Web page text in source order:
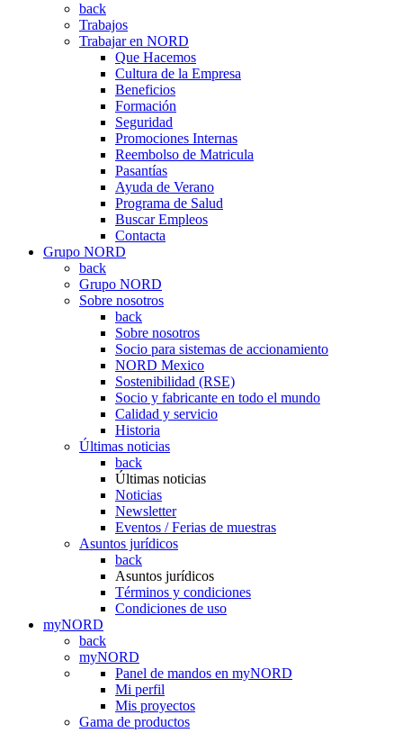
back
Trabajos
Trabajar en NORD
Que Hacemos
Cultura de la Empresa
Beneficios
Formación
Seguridad
Promociones Internas
Reembolso de Matricula
Pasantías
Ayuda de Verano
Programa de Salud
Buscar Empleos
Contacta
Grupo NORD
back
Grupo NORD
Sobre nosotros
back
Sobre nosotros
Socio para sistemas de accionamiento
NORD Mexico
Sostenibilidad (RSE)
Socio y fabricante en todo el mundo
Calidad y servicio
Historia
Últimas noticias
back
Últimas noticias
Noticias
Newsletter
Eventos / Ferias de muestras
Asuntos jurídicos
back
Asuntos jurídicos
Términos y condiciones
Condiciones de uso
myNORD
back
myNORD
Panel de mandos en myNORD
Mi perfil
Mis proyectos
Gama de productos